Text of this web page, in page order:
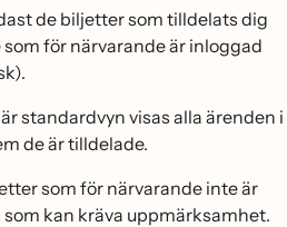
de biljetter som tilldelats dig
för närvarande är inloggad
standardvyn visas alla ärenden i
de är tilldelade.
som för närvarande inte är
kan kräva uppmärksamhet.